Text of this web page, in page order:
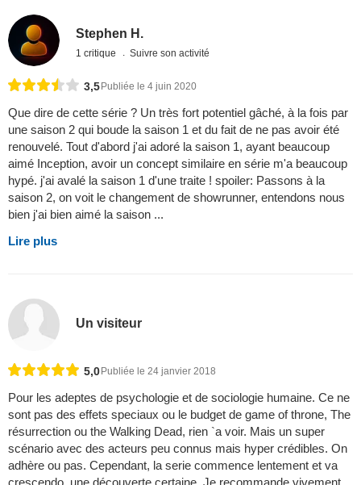
Stephen H.
1 critique Suivre son activité
3,5 Publiée le 4 juin 2020
Que dire de cette série ? Un très fort potentiel gâché, à la fois par
une saison 2 qui boude la saison 1 et du fait de ne pas avoir été
renouvelé. Tout d'abord j'ai adoré la saison 1, ayant beaucoup
aimé Inception, avoir un concept similaire en série m'a beaucoup
hypé. j'ai avalé la saison 1 d'une traite ! spoiler: Passons à la
saison 2, on voit le changement de showrunner, entendons nous
bien j'ai bien aimé la saison ...
Lire plus
Un visiteur
5,0Publiée le 24 janvier 2018
Pour les adeptes de psychologie et de sociologie humaine. Ce ne
sont pas des effets speciaux ou le budget de game of throne, The
résurrection ou the Walking Dead, rien `a voir. Mais un super
scénario avec des acteurs peu connus mais hyper crédibles. On
adhère ou pas. Cependant, la serie commence lentement et va
crescendo, une découverte certaine. Je recommande vivement.